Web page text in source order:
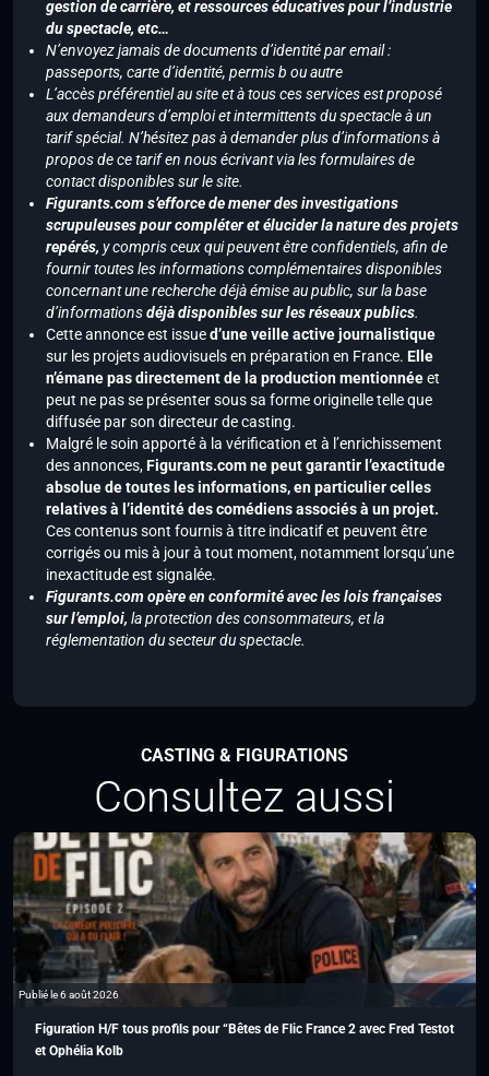
gestion de carrière, et ressources éducatives pour l’industrie
du spectacle, etc…
N’envoyez jamais de documents d’identité par email :
passeports, carte d’identité, permis b ou autre
L’accès préférentiel au site et à tous ces services est proposé
aux demandeurs d’emploi et intermittents du spectacle à un
tarif spécial. N’hésitez pas à demander plus d’informations à
propos de ce tarif en nous écrivant via les formulaires de
contact disponibles sur le site.
Figurants.com s’efforce de mener des investigations
scrupuleuses pour compléter et élucider la nature des projets
repérés, y compris ceux qui peuvent être confidentiels, afin de
fournir toutes les informations complémentaires disponibles
concernant une recherche déjà émise au public, sur la base
d’informationsdéjà disponibles sur les réseaux publics.
Cette annonce est issued’une veille active journalistique
sur les projets audiovisuels en préparation en France. Elle
n’émane pas directement de la production mentionnéeet
peut ne pas se présenter sous sa forme originelle telle que
diffusée par son directeur de casting.
Malgré le soin apporté à la vérification et à l’enrichissement
des annonces,Figurants.com ne peut garantir l’exactitude
absolue de toutes les informations, en particulier celles
relatives à l’identité des comédiens associés à un projet.
Ces contenus sont fournis à titre indicatif et peuvent être
corrigés ou mis à jour à tout moment, notamment lorsqu’une
inexactitude est signalée.
Figurants.com opère en conformité avec les lois françaises
sur l’emploi, la protection des consommateurs, et la
réglementation du secteur du spectacle.
CASTING & FIGURATIONS
Consultez aussi
Publié le 6 août 2026
Figuration H/F tous profils pour “Bêtes de Flic France 2 avec Fred Testot
et Ophélia Kolb